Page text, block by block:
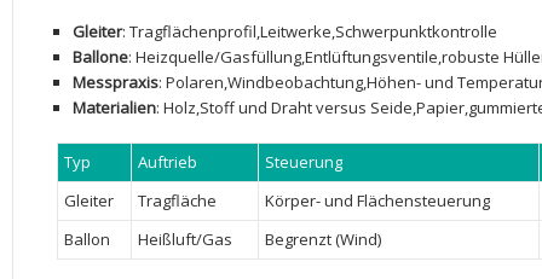
Gleiter: Tragflächenprofil,Leitwerke,Schwerpunktkontrolle
Ballone: Heizquelle/Gasfüllung,Entlüftungsventile,robuste
Messpraxis: Polaren,Windbeobachtung,Höhen- und
Materialien: Holz,Stoff ‍und⁣ Draht ‍versus
Typ Auftrieb
Steuerung
Gleiter
Tragfläche
Körper- und⁢ Flächensteuerung
Ballon
Heißluft/Gas Begrenzt (Wind)